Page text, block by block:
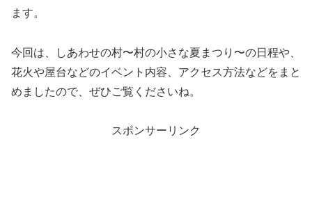
ます。
今回は、しあわせの村〜村の小さな夏まつり〜の日程や、
花火や屋台などのイベント内容、アクセス方法などをまと
めましたので、ぜひご覧くださいね。
スポンサーリンク